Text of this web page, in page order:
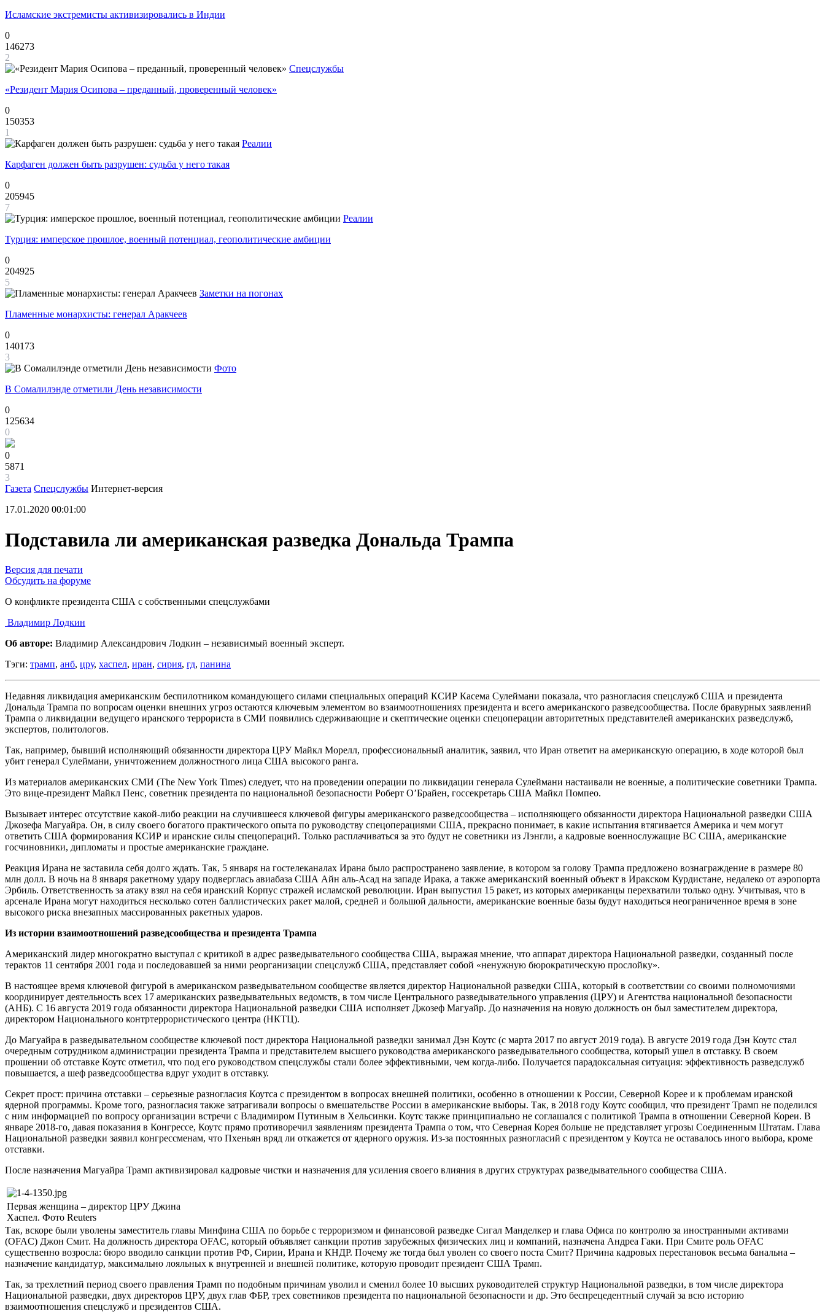
Исламские экстремисты активизировались в Индии
0
146273
2
Спецслужбы
«Резидент Мария Осипова – преданный, проверенный человек»
0
150353
1
Реалии
Карфаген должен быть разрушен: судьба у него такая
0
205945
7
Реалии
Турция: имперское прошлое, военный потенциал, геополитические амбиции
0
204925
5
Заметки на погонах
Пламенные монархисты: генерал Аракчеев
0
140173
3
Фото
В Сомалилэнде отметили День независимости
0
125634
0
0
5871
3
Газета Спецслужбы Интернет-версия
17.01.2020 00:01:00
Подставила ли американская разведка Дональда Трампа
Версия для печати
Обсудить на форуме
О конфликте президента США с собственными спецслужбами
Владимир Лодкин
Об авторе: Владимир Александрович Лодкин – независимый военный эксперт.
Тэги: трамп, анб, цру, хаспел, иран, сирия, гд, панина
Недавняя ликвидация американским беспилотником командующего силами специальных операций КСИР Касема Сулеймани показала, что разногласия спецслужб США и президента
Дональда Трампа по вопросам оценки внешних угроз остаются ключевым элементом во взаимоотношениях президента и всего американского разведсообщества. После бравурных заявлений
Трампа о ликвидации ведущего иранского террориста в СМИ появились сдерживающие и скептические оценки спецоперации авторитетных представителей американских разведслужб,
экспертов, политологов.
Так, например, бывший исполняющий обязанности директора ЦРУ Майкл Морелл, профессиональный аналитик, заявил, что Иран ответит на американскую операцию, в ходе которой был
убит генерал Сулеймани, уничтожением должностного лица США высокого ранга.
Из материалов американских СМИ (The New York Times) следует, что на проведении операции по ликвидации генерала Сулеймани настаивали не военные, а политические советники Трампа.
Это вице-президент Майкл Пенс, советник президента по национальной безопасности Роберт О’Брайен, госсекретарь США Майкл Помпео.
Вызывает интерес отсутствие какой-либо реакции на случившееся ключевой фигуры американского разведсообщества – исполняющего обязанности директора Национальной разведки США
Джозефа Магуайра. Он, в силу своего богатого практического опыта по руководству спецоперациями США, прекрасно понимает, в какие испытания втягивается Америка и чем могут
ответить США формирования КСИР и иранские силы спецопераций. Только расплачиваться за это будут не советники из Лэнгли, а кадровые военнослужащие ВС США, американские
госчиновники, дипломаты и простые американские граждане.
Реакция Ирана не заставила себя долго ждать. Так, 5 января на гостелеканалах Ирана было распространено заявление, в котором за голову Трампа предложено вознаграждение в размере 80
млн долл. В ночь на 8 января ракетному удару подверглась авиабаза США Айн аль-Асад на западе Ирака, а также американский военный объект в Иракском Курдистане, недалеко от аэропорта
Эрбиль. Ответственность за атаку взял на себя иранский Корпус стражей исламской революции. Иран выпустил 15 ракет, из которых американцы перехватили только одну. Учитывая, что в
арсенале Ирана могут находиться несколько сотен баллистических ракет малой, средней и большой дальности, американские военные базы будут находиться неограниченное время в зоне
высокого риска внезапных массированных ракетных ударов.
Из истории взаимоотношений разведсообщества и президента Трампа
Американский лидер многократно выступал с критикой в адрес разведывательного сообщества США, выражая мнение, что аппарат директора Национальной разведки, созданный после
терактов 11 сентября 2001 года и последовавшей за ними реорганизации спецслужб США, представляет собой «ненужную бюрократическую прослойку».
В настоящее время ключевой фигурой в американском разведывательном сообществе является директор Национальной разведки США, который в соответствии со своими полномочиями
координирует деятельность всех 17 американских разведывательных ведомств, в том числе Центрального разведывательного управления (ЦРУ) и Агентства национальной безопасности
(АНБ). С 16 августа 2019 года обязанности директора Национальной разведки США исполняет Джозеф Магуайр. До назначения на новую должность он был заместителем директора,
директором Национального контртеррористического центра (НКТЦ).
До Магуайра в разведывательном сообществе ключевой пост директора Национальной разведки занимал Дэн Коутс (с марта 2017 по август 2019 года). В августе 2019 года Дэн Коутс стал
очередным сотрудником администрации президента Трампа и представителем высшего руководства американского разведывательного сообщества, который ушел в отставку. В своем
прошении об отставке Коутс отметил, что под его руководством спецслужбы стали более эффективными, чем когда-либо. Получается парадоксальная ситуация: эффективность разведслужб
повышается, а шеф разведсообщества вдруг уходит в отставку.
Секрет прост: причина отставки – серьезные разногласия Коутса с президентом в вопросах внешней политики, особенно в отношении к России, Северной Корее и к проблемам иранской
ядерной программы. Кроме того, разногласия также затрагивали вопросы о вмешательстве России в американские выборы. Так, в 2018 году Коутс сообщил, что президент Трамп не поделился
с ним информацией по вопросу организации встречи с Владимиром Путиным в Хельсинки. Коутс также принципиально не соглашался с политикой Трампа в отношении Северной Кореи. В
январе 2018-го, давая показания в Конгрессе, Коутс прямо противоречил заявлениям президента Трампа о том, что Северная Корея больше не представляет угрозы Соединенным Штатам. Глава
Национальной разведки заявил конгрессменам, что Пхеньян вряд ли откажется от ядерного оружия. Из-за постоянных разногласий с президентом у Коутса не оставалось иного выбора, кроме
отставки.
После назначения Магуайра Трамп активизировал кадровые чистки и назначения для усиления своего влияния в других структурах разведывательного сообщества США.
Первая женщина – директор ЦРУ Джина
Хаспел. Фото Reuters
Так, вскоре были уволены заместитель главы Минфина США по борьбе с терроризмом и финансовой разведке Сигал Манделкер и глава Офиса по контролю за иностранными активами
(OFAC) Джон Смит. На должность директора OFAC, который объявляет санкции против зарубежных физических лиц и компаний, назначена Андреа Гаки. При Смите роль OFAC
существенно возросла: бюро вводило санкции против РФ, Сирии, Ирана и КНДР. Почему же тогда был уволен со своего поста Смит? Причина кадровых перестановок весьма банальна –
назначение кандидатур, максимально лояльных к внутренней и внешней политике, которую проводит президент США Трамп.
Так, за трехлетний период своего правления Трамп по подобным причинам уволил и сменил более 10 высших руководителей структур Национальной разведки, в том числе директора
Национальной разведки, двух директоров ЦРУ, двух глав ФБР, трех советников президента по национальной безопасности и др. Это беспрецедентный случай за всю историю
взаимоотношения спецслужб и президентов США.